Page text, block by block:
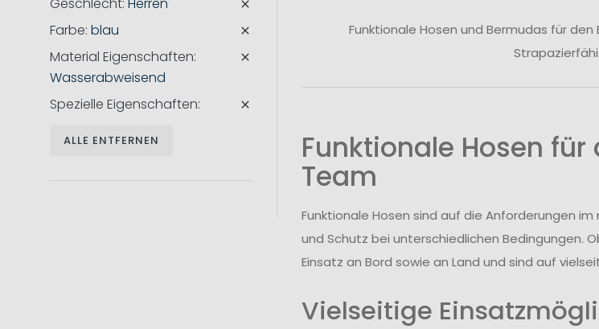
Funktionale Hosen und Bermudas für
Funktionale Hosen
Team
Funktionale Hosen sind auf die Anforderungen
und Schutz bei unterschiedlichen Bedingungen.
Einsatz an Bord sowie an Land und sind auf
Vielseitige
Geschlecht Herren
Farbe blau
Material Eigenschaften
Wasserabweisend
Spezielle Eigenschaften
ALLE ENTFERNEN